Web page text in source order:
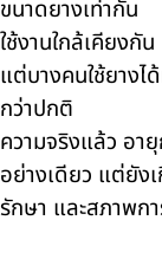
ขนาดยางเท่ากัน
ใช้งานใกล้เคียงกัน
แต่บางคนใช้ยาง
กว่าปกติ
ความจริงแล้ว อา
อย่างเดียว แต่ยัง
รักษา และสภาพก